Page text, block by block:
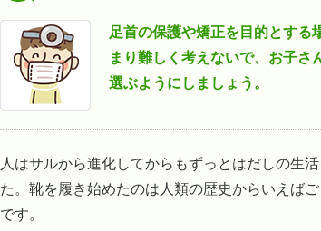
足首の保護や矯正を目的とする
まり難しく考えないで、お子さ
選ぶようにしましょう。
人はサルから進化してからもずっとはだしの生
た。靴を履き始めたのは人類の歴史からいえば
です。